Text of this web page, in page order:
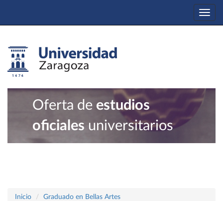
Oferta de estudios
oficiales universitarios
Inicio
Graduado en Bellas Artes